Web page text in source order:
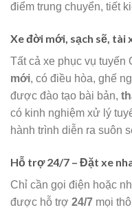
điểm trung chuyển, tiết
Xe đời mới, sạch sẽ, tài
Tất cả xe phục vụ tuyến
mới, có điều hòa, ghế
được đào tạo bài bản,
có kinh nghiệm xử lý
hành trình diễn ra suôn
Hỗ trợ 24/7 – Đặt xe
Chỉ cần gọi điện hoặc
được hỗ trợ 24/7 mọi